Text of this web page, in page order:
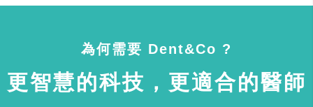
為何需要 Dent&Co ?
更智慧的科技，更適合的醫師